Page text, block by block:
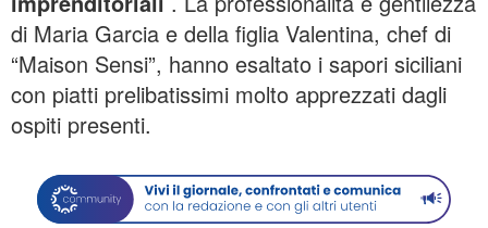
di Maria Garcia e della figlia Valentina, chef di
“Maison Sensi”, hanno esaltato i sapori siciliani
con piatti prelibatissimi molto apprezzati dagli
ospiti presenti.